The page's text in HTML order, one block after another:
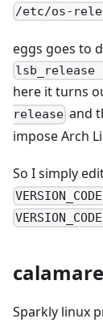
/etc/os-
eggs goes to
lsb_release
here it turns
release and
impose Arch
So I simply
Sparkly linux